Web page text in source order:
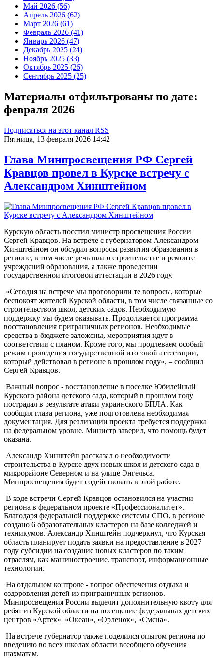
Май 2026 (56)
Апрель 2026 (62)
Март 2026 (61)
Февраль 2026 (41)
Январь 2026 (47)
Декабрь 2025 (24)
Ноябрь 2025 (33)
Октябрь 2025 (26)
Сентябрь 2025 (25)
Материалы отфильтрованы по дате:
февраля 2026
Подписаться на этот канал RSS
Пятница, 13 февраля 2026 14:42
Глава Минпросвещения РФ Сергей
Кравцов провел в Курске встречу с
Александром Хинштейном
Курскую область посетил министр просвещения России
Сергей Кравцов. На встрече с губернатором Александром
Хинштейном он обсудил вопросы развития образования в
регионе, в том числе речь шла о строительстве и ремонте
учреждений образования, а также проведении
государственной итоговой аттестации в 2026 году.
«Сегодня на встрече мы проговорили те вопросы, которые
беспокоят жителей Курской области, в том числе связанные со
строительством школ, детских садов. Необходимую
поддержку мы будем оказывать. Продолжается программа
восстановления приграничных регионов. Необходимые
средства в бюджете заложены, мероприятия идут в
соответствии с планом. Кроме того, мы продлеваем особый
режим проведения государственной итоговой аттестации,
который действовал в регионе в прошлом году», – сообщил
Сергей Кравцов.
Важный вопрос - восстановление в поселке Юбилейный
Курского района детского сада, который в прошлом году
пострадал в результате атаки украинского БПЛА. Как
сообщил глава региона, уже подготовлена необходимая
документация. Для реализации проекта требуется поддержка
на федеральном уровне. Министр заверил, что помощь будет
оказана.
Александр Хинштейн рассказал о необходимости
строительства в Курске двух новых школ и детского сада в
микрорайоне Северном и на улице Энгельса.
Минпросвещения будет содействовать в этой работе.
В ходе встречи Сергей Кравцов остановился на участии
региона в федеральном проекте «Профессионалитет».
Благодаря федеральной поддержке системы СПО, в регионе
создано 6 образовательных кластеров на базе колледжей и
техникумов. Александр Хинштейн подчеркнул, что Курская
область планирует подать заявки на предоставление в 2027
году субсидии на создание новых кластеров по таким
отраслям, как машиностроение, транспорт, информационные
технологии.
На отдельном контроле - вопрос обеспечения отдыха и
оздоровления детей из приграничных регионов.
Минпросвещения России выделит дополнительную квоту для
ребят из Курской области на посещение федеральных детских
центров «Артек», «Океан», «Орленок», «Смена».
На встрече губернатор также поделился опытом региона по
введению во всех школах области всеобщего обучения
шахматам.